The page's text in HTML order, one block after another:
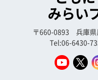
みらい
〒660-0893 兵庫県
Tel:06-6430-